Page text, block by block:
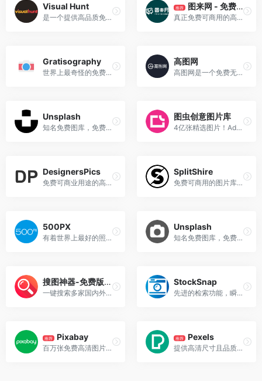
Visual Hunt
是一个提供高品质免费图片素材的站点，收录了海量的CC0授权图片整合后生成的站点，用户可以通过内置的搜索引擎来查询海量的免费图片
推荐 图来网 - 免费可商用高清正版图片
真正免费可商用的高清正版图片素材，零成本用图，在线下载永久授权书；
Gratisography
世界上最奇怪的免费高分辨率照片集，其中包括世界上最好，最有创意的图像，您在其他任何地方都找不到的照片。全部完全免费下载，没有版权限制。
高图网
高图网是一个免费无版权高清图片下载平台，高质量照片免费下载，高清图片包含人物,动物,风景,教育,美食,旅游,建筑,时尚,设计,商务等。并且可免费用于商业用途。没有版权限制，自由使用，做设计必上的网站。
Unsplash
知名免费图库，免费下载高分辨率照片，可商用
图虫创意图片库
4亿张精选图片！Adobe独家合作，永久版权商用无忧
DesignersPics
免费可商业用途的高分辨率生活图片，DesignersPics是一个提供免费高分辨摄影图片的博客网站，该网站上所有的图片均可用于个人和商业用途，并且不需要署名，该网站的图片每个月都会增加最新的照片，所有的图片都是由Jeshu John拍摄。
SplitShire
免费可商用的图片库，更有视频素材资源
500PX
有着世界上最好的照片分享，你值得拥有
Unsplash
知名免费图库，免费下载高分辨率照片，可商用
搜图神器-免费版权图片一键搜索
一键搜索多家国内外知名高清免版权图库。快速找到你需要的图片素材就用搜图神器！搜图神器聚合搜索多家国内外知名免版权图库使得您再也不用担心商用图片的版权问题。
StockSnap
先进的检索功能，瞬间拥有高质量免费图片
推荐 Pixabay
百万张免费高清图片，高质量可商用
推荐 Pexels
提供高清尺寸且品质优良的免费照片网站